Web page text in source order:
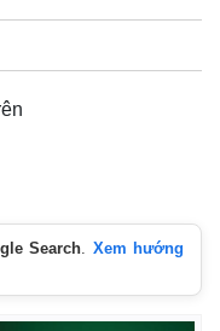
Search
Xem hướng